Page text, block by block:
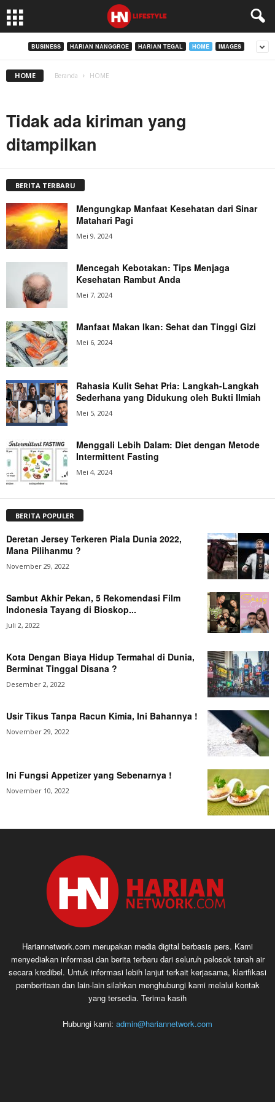
BUSINESS HARIAN NANGGROE HARIAN TEGAL HOME IMAGES
HOME Beranda HOME
Tidak ada kiriman yang
ditampilkan
BERITA TERBARU
Mengungkap Manfaat Kesehatan dari Sinar
Matahari Pagi
Mei 9, 2024
Mencegah Kebotakan: Tips Menjaga
Kesehatan Rambut Anda
Mei 7, 2024
Manfaat Makan Ikan: Sehat dan Tinggi Gizi
Mei 6, 2024
Rahasia Kulit Sehat Pria: Langkah-Langkah
Sederhana yang Didukung oleh Bukti Ilmiah
Mei 5, 2024
Menggali Lebih Dalam: Diet dengan Metode
Intermittent Fasting
Mei 4, 2024
BERITA POPULER
Deretan Jersey Terkeren Piala Dunia 2022,
Mana Pilihanmu ?
November 29, 2022
Sambut Akhir Pekan, 5 Rekomendasi Film
Indonesia Tayang di Bioskop...
Juli 2, 2022
Kota Dengan Biaya Hidup Termahal di Dunia,
Berminat Tinggal Disana ?
Desember 2, 2022
Usir Tikus Tanpa Racun Kimia, Ini Bahannya !
November 29, 2022
Ini Fungsi Appetizer yang Sebenarnya !
November 10, 2022
Hariannetwork.com merupakan media digital berbasis pers. Kami
menyediakan informasi dan berita terbaru dari seluruh pelosok tanah air
secara kredibel. Untuk informasi lebih lanjut terkait kerjasama, klarifikasi
pemberitaan dan lain-lain silahkan menghubungi kami melalui kontak
yang tersedia. Terima kasih
Hubungi kami: admin@hariannetwork.com